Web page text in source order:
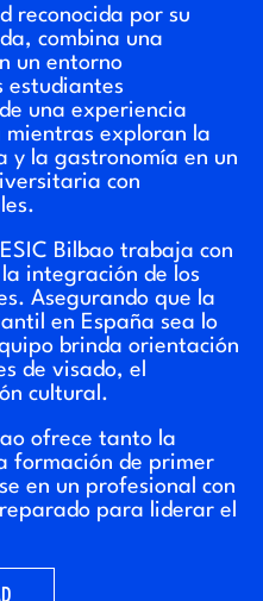
reconocida por su
combina una
un entorno
estudiantes
una experiencia
mientras exploran la
y la gastronomía en un
con
Bilbao trabaja con
integración de los
Asegurando que la
en España sea lo
brinda orientación
de visado, el
cultural.
ofrece tanto la
formación de primer
en un profesional con
para liderar el